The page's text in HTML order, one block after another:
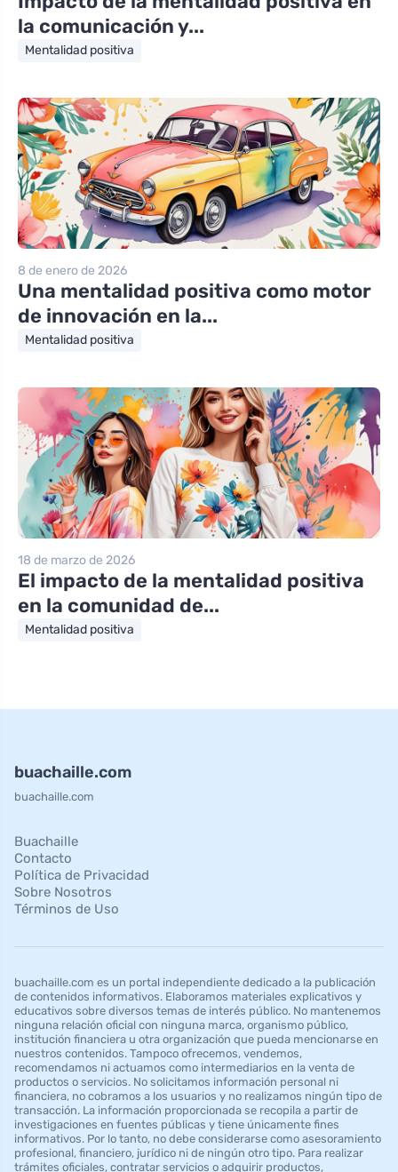
la comunicación y...
Mentalidad positiva
8 de enero de 2026
Una mentalidad positiva como motor
de innovación en la...
Mentalidad positiva
18 de marzo de 2026
El impacto de la mentalidad positiva
en la comunidad de...
Mentalidad positiva
buachaille.com
buachaille.com
Buachaille
Contacto
Política de Privacidad
Sobre Nosotros
Términos de Uso
buachaille.com es un portal independiente dedicado a la publicación
de contenidos informativos. Elaboramos materiales explicativos y
educativos sobre diversos temas de interés público. No mantenemos
ninguna relación oficial con ninguna marca, organismo público,
institución financiera u otra organización que pueda mencionarse en
nuestros contenidos. Tampoco ofrecemos, vendemos,
recomendamos ni actuamos como intermediarios en la venta de
productos o servicios. No solicitamos información personal ni
financiera, no cobramos a los usuarios y no realizamos ningún tipo de
transacción. La información proporcionada se recopila a partir de
investigaciones en fuentes públicas y tiene únicamente fines
informativos. Por lo tanto, no debe considerarse como asesoramiento
profesional, financiero, jurídico ni de ningún otro tipo. Para realizar
trámites oficiales, contratar servicios o adquirir productos,